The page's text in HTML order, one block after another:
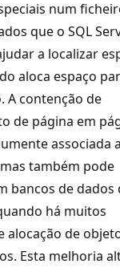
num
que o SQL
a localizar
aloca espaço
A contenção de
de página em
associada
também pode
bancos de dados
há muitos
alocação de
Esta melhoria